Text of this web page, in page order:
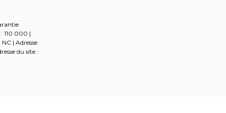
110 000 |
| Adresse
du site :